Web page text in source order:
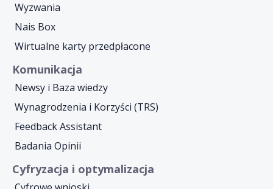
Wyzwania
Nais Box
Wirtualne karty przedpłacone
Komunikacja
Newsy i Baza wiedzy
Wynagrodzenia i Korzyści (TRS)
Feedback Assistant
Badania Opinii
Cyfryzacja i optymalizacja